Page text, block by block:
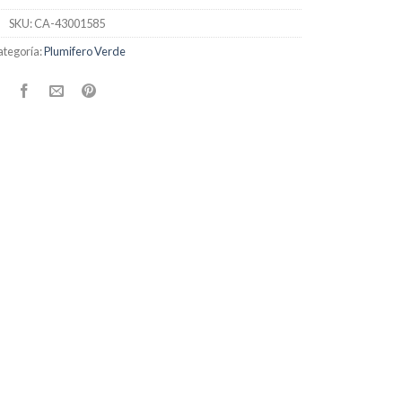
SKU:CA-43001585
Plumifero Verde